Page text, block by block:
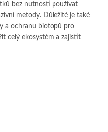
bez nutnosti používat
metody. Důležité je také
a ochranu biotopů pro
celý ekosystém a zajistit